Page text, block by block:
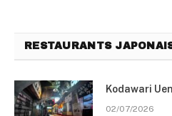
RESTAURANTS
Kodawari
02/07/2026